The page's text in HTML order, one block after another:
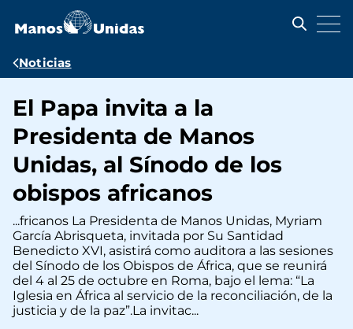
contenido
Ruta
navegación
Noticias
El Papa invita a la
Presidenta de Manos
Unidas, al Sínodo de los
obispos africanos
...fricanos La Presidenta de Manos Unidas, Myriam
García Abrisqueta, invitada por Su Santidad
Benedicto XVI, asistirá como auditora a las sesiones
del Sínodo de los Obispos de África, que se reunirá
del 4 al 25 de octubre en Roma, bajo el lema: “La
Iglesia en África al servicio de la reconciliación, de la
justicia y de la paz”.La invitac...